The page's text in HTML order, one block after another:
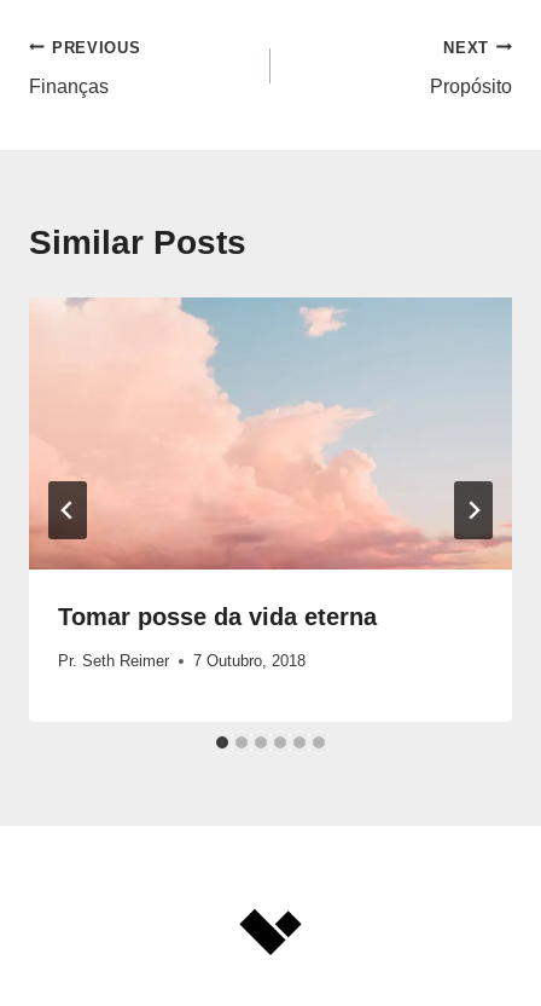
Navegação
de
PREVIOUS
Finanças
NEXT
Propósito
Similar Posts
Tomar posse da vida eterna
Pr. Seth Reimer 7 Outubro, 2018